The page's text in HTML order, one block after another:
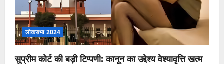
लोकसभा 2024
सुप्रीम कोर्ट की बड़ी टिप्पणी: कानून का उद्देश्य वेश्यावृत्ति खत्म